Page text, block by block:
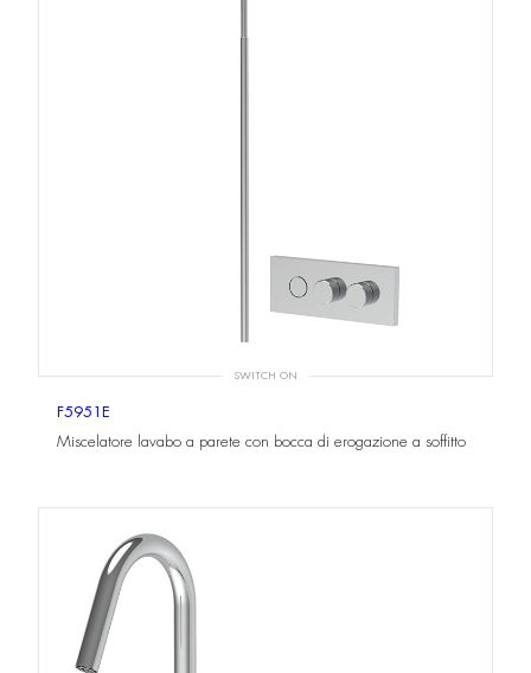
SWITCH ON
F5951E
Miscelatore lavabo a parete con bocca di erogazione a soffitto